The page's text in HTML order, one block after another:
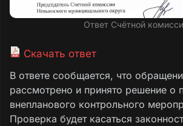
Ответ Счётной
Скачать ответ
В ответе сообщается, что
рассмотрено и принято решение о
внепланового контрольного
Проверка будет касаться